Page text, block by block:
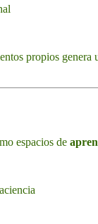
propios
espacios de